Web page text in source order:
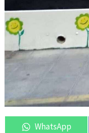
Compartir
en
WhatsApp
Compartir
en